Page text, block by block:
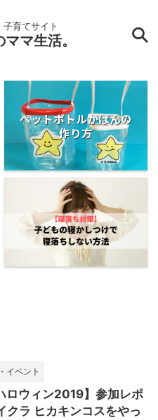
子育てサイト
マ生活。
ペットボトルかばんの
作り方
イベント
ロウィン2019】参加レポ
ラ ヒカキンコスをやっ